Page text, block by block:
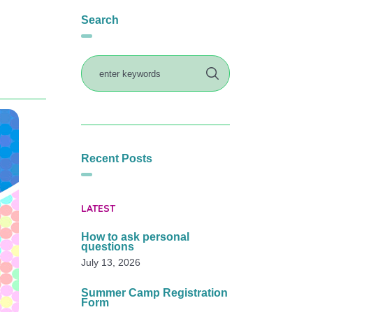
Search
Recent Posts
LATEST
How to ask personal
questions
July 13, 2026
Summer Camp Registration
Form